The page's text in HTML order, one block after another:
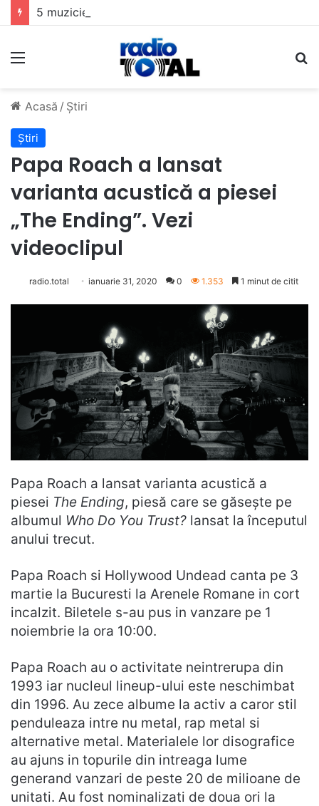
Meniu
Acasă / Știri
Știri
Papa Roach a lansat
varianta acustică a piesei
„The Ending”. Vezi
videoclipul
radio.total ianuarie 31, 2020 0 1.353 1 minut de citit
Papa Roach a lansat varianta acustică a
piesei The Ending, piesă care se găsește pe
albumul Who Do You Trust? lansat la începutul
anului trecut.
Papa Roach si Hollywood Undead canta pe 3
martie la Bucuresti la Arenele Romane in cort
incalzit. Biletele s-au pus in vanzare pe 1
noiembrie la ora 10:00.
Papa Roach au o activitate neintrerupa din
1993 iar nucleul lineup-ului este neschimbat
din 1996. Au zece albume la activ a caror stil
penduleaza intre nu metal, rap metal si
alternative metal. Materialele lor disografice
au ajuns in topurile din intreaga lume
generand vanzari de peste 20 de milioane de
unitati. Au fost nominalizati de doua ori la